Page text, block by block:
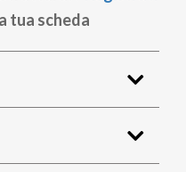
tua scheda